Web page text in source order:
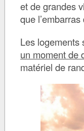
et de grandes
que
Les logements
un moment de
matériel de